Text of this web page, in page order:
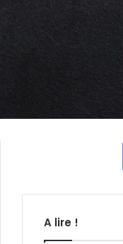
A lire !